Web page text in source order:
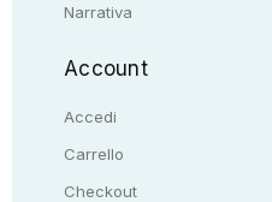
Narrativa
Account
Accedi
Carrello
Checkout